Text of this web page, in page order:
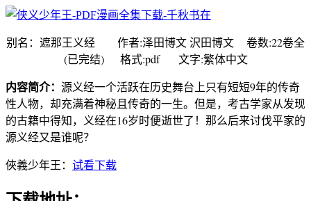
别名：遮那王义经 作者:泽田博文 沢田博文 卷数:22卷全
(已完结) 格式:pdf 文字:繁体中文
内容简介： 源义经一个活跃在历史舞台上只有短短9年的传奇
性人物，却充满着神秘且传奇的一生。但是，考古学家从发现
的古籍中得知，义经在16岁时便逝世了！那么后来讨伐平家的
源义经又是谁呢？
俠義少年王： 试看下载